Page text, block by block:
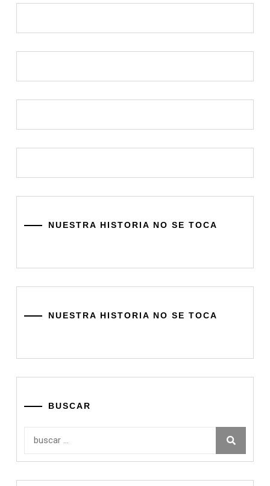
NUESTRA HISTORIA NO SE TOCA
NUESTRA HISTORIA NO SE TOCA
BUSCAR